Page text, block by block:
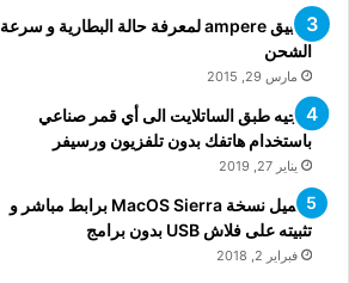
تطبيق ampere لمعرفة حالة البطارية و سرعة
الشحن
مارس 29, 2015
توجيه طبق الساتلايت الى أي قمر صناعي
باستخدام هاتفك بدون تلفزيون ورسيفر
يناير 27, 2019
تحميل نسخة MacOS Sierra برابط مباشر و
تثبيته على فلاش USB بدون برامج
فبراير 2, 2018